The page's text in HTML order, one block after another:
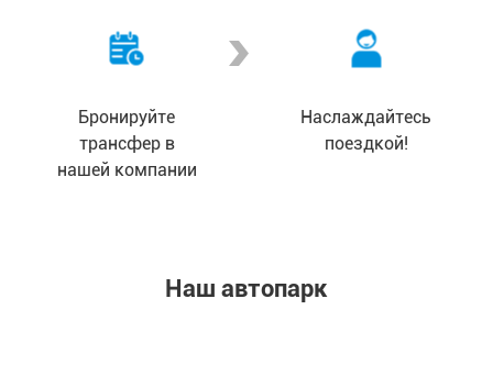
Бронируйте
трансфер в
нашей компании
Наслаждайтесь
поездкой!
Наш автопарк